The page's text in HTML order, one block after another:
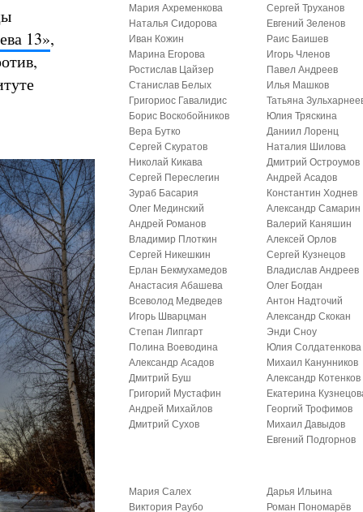
13»,
Мария Ахременкова
Наталья Сидорова
Иван Кожин
Марина Егорова
Ростислав Цайзер
Станислав Белых
Григориос Гавалидис
Борис Воскобойников
Вера Бутко
Сергей Скуратов
Николай Кикава
Сергей Переслегин
Зураб Басария
Олег Мединский
Андрей Романов
Владимир Плоткин
Сергей Никешкин
Ерлан Бекмухамедов
Анастасия Абашева
Всеволод Медведев
Игорь Шварцман
Степан Липгарт
Полина Воеводина
Александр Асадов
Дмитрий Буш
Григорий Мустафин
Андрей Михайлов
Дмитрий Сухов
Сергей Труханов
Евгений Зеленов
Раис Баишев
Игорь Членов
Павел Андреев
Илья Машков
Татьяна
Юлия Тряскина
Даниил Лоренц
Наталия Шилова
Дмитрий Остроумов
Андрей Асадов
Константин Ходнев
Александр Самарин
Валерий Каняшин
Алексей Орлов
Сергей Кузнецов
Владислав Андреев
Олег Богдан
Антон Надточий
Александр Скокан
Энди Сноу
Юлия Солдатенкова
Михаил Канунников
Александр Котенков
Екатерина
Георгий Трофимов
Михаил Давыдов
Евгений Подгорнов
Мария Салех
Виктория Раубо
Дарья Ильина
Роман Пономарёв